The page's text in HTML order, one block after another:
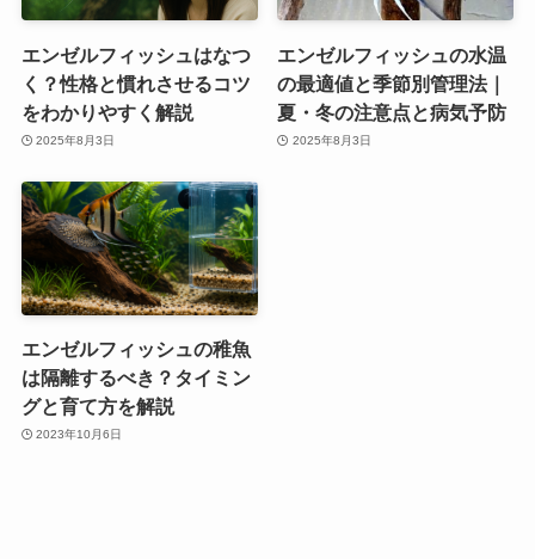
エンゼルフィッシュはなつ
く？性格と慣れさせるコツ
をわかりやすく解説
2025年8月3日
エンゼルフィッシュの水温
の最適値と季節別管理法｜
夏・冬の注意点と病気予防
2025年8月3日
エンゼルフィッシュの稚魚
は隔離するべき？タイミン
グと育て方を解説
2023年10月6日